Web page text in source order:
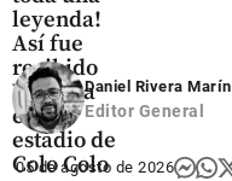
leyenda!
Así fue
recibido
Vozinha
en el
estadio de
Colo Colo
Daniel Rivera Marín
Editor General
05 de agosto de 2026